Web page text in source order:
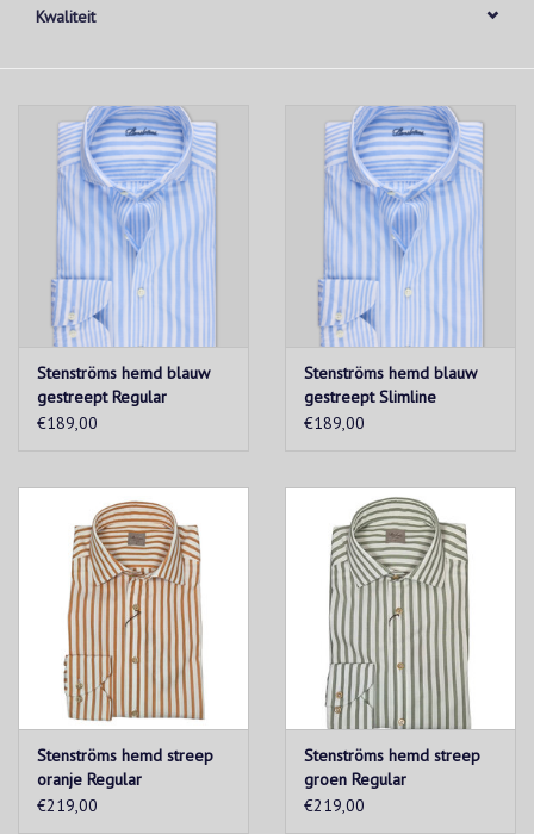
Kwaliteit
Stenströms hemd blauw
gestreept Regular
€189,00
Stenströms hemd blauw
gestreept Slimline
€189,00
Stenströms hemd streep
oranje Regular
€219,00
Stenströms hemd streep
groen Regular
€219,00